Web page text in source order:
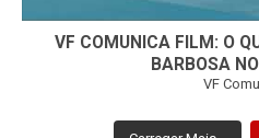
VF COMUNICA FILM: O
BARBOSA
VF